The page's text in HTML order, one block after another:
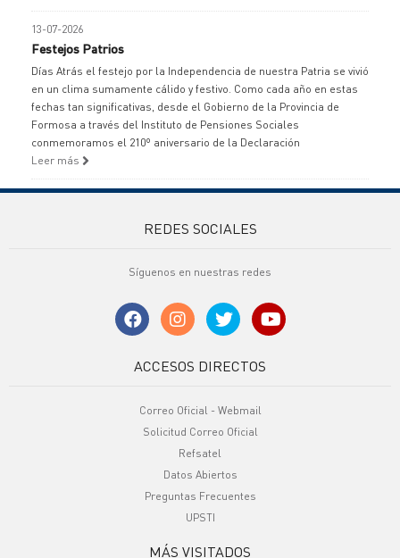
13-07-2026
Festejos Patrios
Días Atrás el festejo por la Independencia de nuestra Patria se vivió
en un clima sumamente cálido y festivo. Como cada año en estas
fechas tan significativas, desde el Gobierno de la Provincia de
Formosa a través del Instituto de Pensiones Sociales
conmemoramos el 210º aniversario de la Declaración
Leer más
REDES SOCIALES
Síguenos en nuestras redes
ACCESOS DIRECTOS
Correo Oficial - Webmail
Solicitud Correo Oficial
Refsatel
Datos Abiertos
Preguntas Frecuentes
UPSTI
MÁS VISITADOS